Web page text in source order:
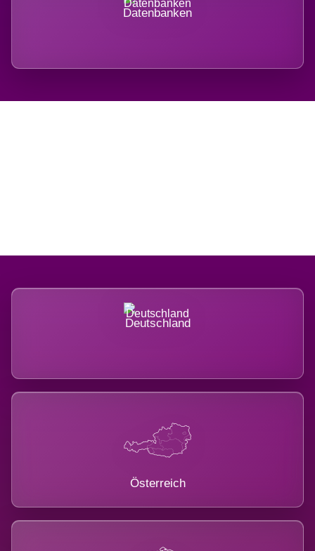
Datenbanken
Deutschland
Österreich